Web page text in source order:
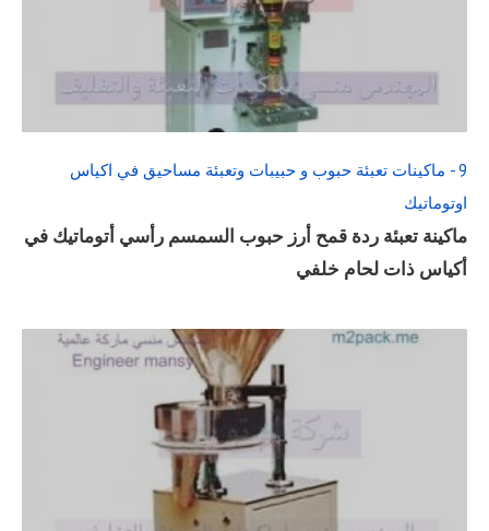
READ
FULL
POST
9 - ماكينات تعبئة حبوب و حبيبات وتعبئة مساحيق في اكياس
اوتوماتيك
ماكينة تعبئة ردة قمح أرز حبوب السمسم رأسي أتوماتيك في
أكياس ذات لحام خلفي
READ
FULL